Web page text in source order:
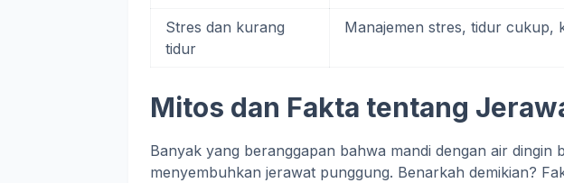
Stres dan kurang
tidur
Manajemen stres, tidur cukup,
Mitos dan Fakta tentang
Banyak yang beranggapan bahwa mandi dengan air dingin
menyembuhkan jerawat punggung. Benarkah demikian?